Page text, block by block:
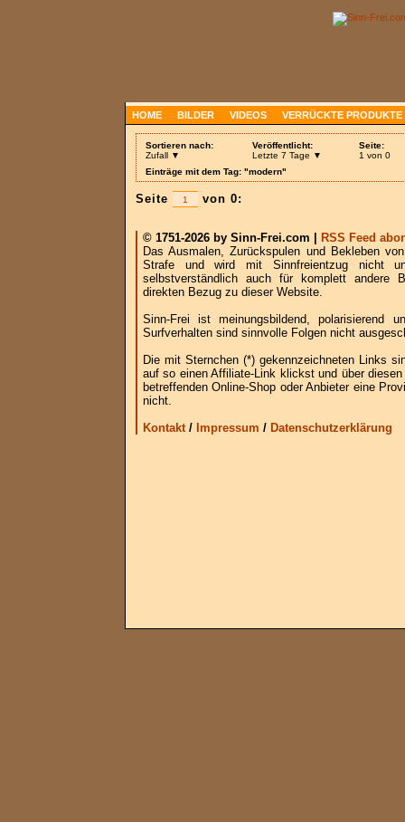
HOME BILDER VIDEOS VERRÜCKTE PRODUKTE
Sortieren nach:
Zufall ▼
Veröffentlicht:
Letzte 7 Tage ▼
Seite:
1 von 0
Einträge mit dem Tag: "modern"
Seite von 0:
© 1751-2026 by Sinn-Frei.com |
RSS Feed
Das Ausmalen, Zurückspulen und Bekleben
Strafe und wird mit Sinnfreientzug nicht
selbstverständlich auch für komplett andere
direkten Bezug zu dieser Website.
Sinn-Frei ist meinungsbildend, polarisierend
Surfverhalten sind sinnvolle Folgen nicht
Die mit Sternchen (*) gekennzeichneten Links
auf so einen Affiliate-Link klickst und über
betreffenden Online-Shop oder Anbieter eine
nicht.
Kontakt/ Impressum / Datenschutzerklärung